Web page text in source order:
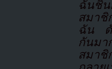
ฉันชิน
สมาชิ
ฉัน ดั
กันมา
สมา